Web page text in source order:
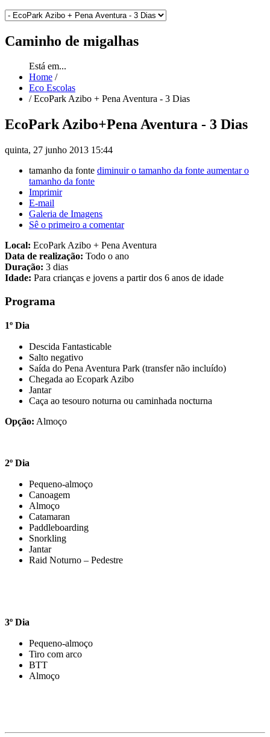
Caminho de migalhas
Está em...
Home /
Eco Escolas
/ EcoPark Azibo + Pena Aventura - 3 Dias
EcoPark Azibo+Pena Aventura - 3 Dias
quinta, 27 junho 2013 15:44
tamanho da fonte diminuir o tamanho da fonte aumentar o
tamanho da fonte
Imprimir
E-mail
Galeria de Imagens
Sê o primeiro a comentar
Local: EcoPark Azibo + Pena Aventura
Data de realização: Todo o ano
Duração: 3 dias
Idade: Para crianças e jovens a partir dos 6 anos de idade
Programa
1º Dia
Descida Fantasticable
Salto negativo
Saída do Pena Aventura Park (transfer não incluído)
Chegada ao Ecopark Azibo
Jantar
Caça ao tesouro noturna ou caminhada nocturna
Opção: Almoço
2º Dia
Pequeno-almoço
Canoagem
Almoço
Catamaran
Paddleboarding
Snorkling
Jantar
Raid Noturno – Pedestre
3º Dia
Pequeno-almoço
Tiro com arco
BTT
Almoço